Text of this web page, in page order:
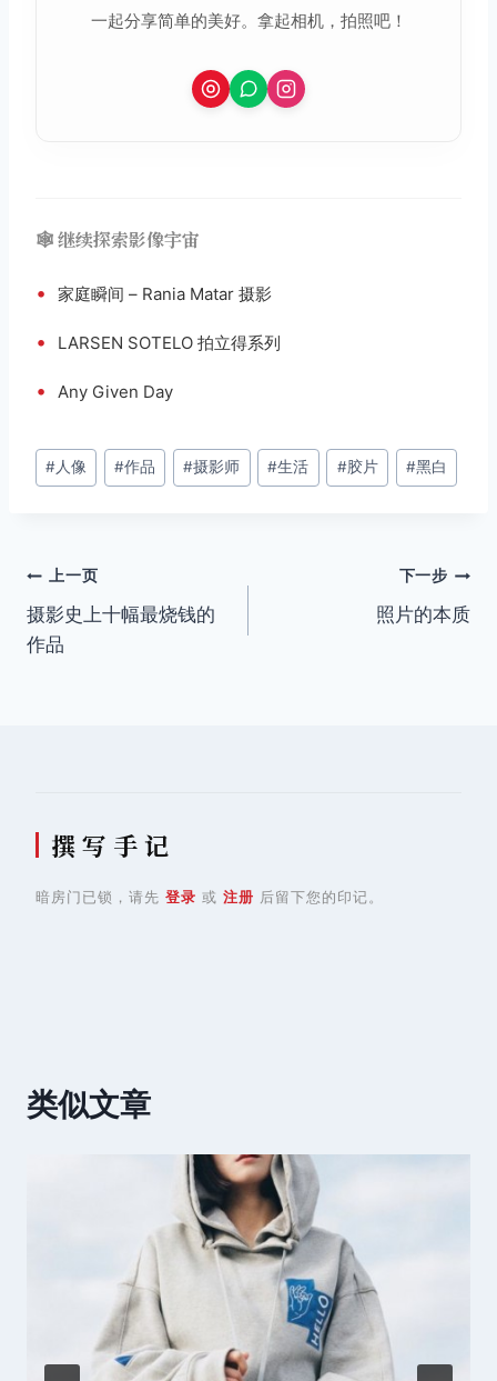
一起分享简单的美好。拿起相机，拍照吧！
🕸️ 继续探索影像宇宙
• 家庭瞬间 – Rania Matar 摄影
• LARSEN SOTELO 拍立得系列
• Any Given Day
文
章
#人像 #作品 #摄影师 #生活 #胶片 #黑白
文
章
上一页
摄影史上十幅最烧钱的
作品
下一步
照片的本质
撰 写 手 记
暗房门已锁，请先 登录 或 注册 后留下您的印记。
类似文章